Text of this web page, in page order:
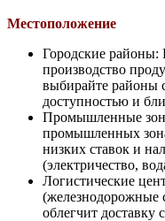
Местоположение
Городские районы:
производство
выбирайте районы
доступностью и
Промышленные
промышленных
низких ставок и
(электричество,
Логистические
(железнодорожные
облегчит доставку